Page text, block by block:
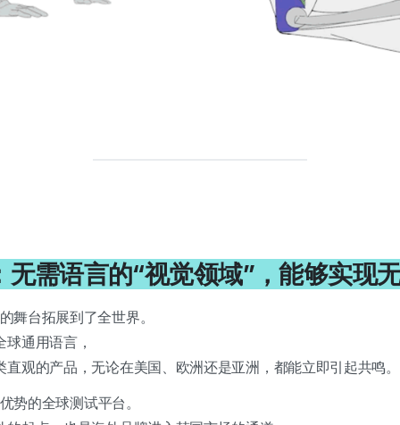
需语言的“视觉领域”，能够实现
舞台拓展到了全世界。
通用语言，
观的产品，无论在美国、欧洲还是亚洲，都能立即引起共鸣。
势的全球测试平台。